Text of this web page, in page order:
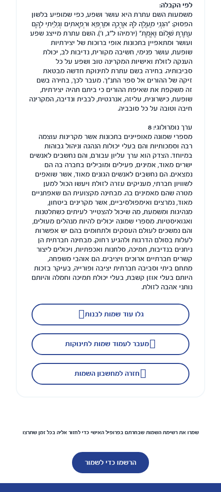
לפי הקבלה:
משמעות השם עתרת היא עושר ושפע, כפי שמופיע בלשון
הפסוק: "הִנְנִי מַעֲלֶה לָּהּ אֲרֻכָה וּמַרְפֵּא וּרְפָאתִים וְגִלֵּיתִי לָהֶם
עֲתֶרֶת שָׁלוֹם וֶאֱמֶת" (ירמיהו ל"ג, ו'). השם עתרת מייצג שפע
ועושר ומתאפיין בתכונות אופי ברוכות של יצירתיות
שופעת, עושר פנימי, חשיבה מקורית, נדיבות לב, יכולת
הענקה לזולת ואישיות המקרינה טוב ושפע על כל
סביבותיה. בחירה בשם עתרת לתינוקת חדשה מבטאת
זיקה של ההורים אל ספר התנ"ך. מעבר לכך, בחירה בשם
זה משקפת את שאיפת ההורים כי ביתם תהיה יצירתית,
שופעת, כישרונית, עליזה, אנרגטית, לבבית ונדיבה, המקרינה
חיבה וטובה על כל סובביה.
ערך נומרולוגי: 8
מספרי שמונה מאופיינים בתכונות אשר מקרינות עוצמה
רבה וסמכותיות והם בעלי יכולות הנהגה וניהול גבוהות
במיוחד. הצדק הוא ערך עליון עבורם, והם נחשבים לאנשים
ישרים מאוד, אמינים, פעילים ומובילים בחברה בה הם
נמצאים. הם נחשבים לאנשים הגונים מאוד, אשר שואפים
לשוויון חברתי, מעניקים עזרה לזולת ויעשו הכול למען
מטרה שהם מאמינים בה. מבחינה מקצועית הם שאפתניים
מאוד, נמרצים ואימפולסיביים, אשר מקרינים ביטחון,
מנהיגות ומשמעת, מה שיכול להצטייר לעיתים כשתלטנות
ואגואיסטיות. מספרי שמונה יכולים להיות מנהלים מעולים,
והם נמשכים לעולם העסקים ולתחומים בהם יש אפשרות
לעלות בסולם הדרגות ולהגיע רחוק. מבחינה חברתית הן
ניחנים בנדיבות, תמיכה, סלחנות ואכפתיות, ויכולים ליצור
קשרים חברתיים ארוכים ויציבים. הם אוהבי משפחה,
מתחם ביתי וסביבה חברתית יציבה ופורייה, בעיקר בזכות
היותם בעלי אוזן קשבת, בעלי יכולת תמיכה וחמלה והיותם
נותני אהבה לזולת.
מעבר לעמוד שמות לתינוקות
חזרה למחשבון השמות
גלו עוד שמות לבנות
שמרו את רשימת השמות שבחרתם בפרופיל האישי כדי לחזור אליה בכל זמן שתרצו
הרשמו כדי לשמור